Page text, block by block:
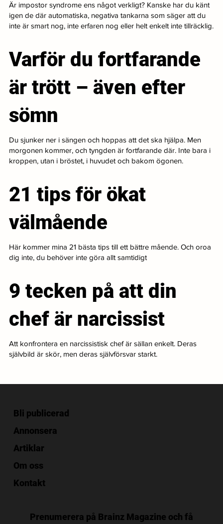
Är impostor syndrome ens något verkligt? Kanske har du känt
igen de där automatiska, negativa tankarna som säger att du
inte är smart nog, inte erfaren nog eller helt enkelt inte tillräcklig.
Varför du fortfarande
är trött – även efter
sömn
Du sjunker ner i sängen och hoppas att det ska hjälpa. Men
morgonen kommer, och tyngden är fortfarande där. Inte bara i
kroppen, utan i bröstet, i huvudet och bakom ögonen.
21 tips för ökat
välmående
Här kommer mina 21 bästa tips till ett bättre mående. Och oroa
dig inte, du behöver inte göra allt samtidigt
9 tecken på att din
chef är narcissist
Att konfrontera en narcissistisk chef är sällan enkelt. Deras
självbild är skör, men deras självförsvar starkt.
Bli publicerad
Annonsera
Artiklar
Om oss
Kontakt
Prenumerera på Brainz Magazine och få